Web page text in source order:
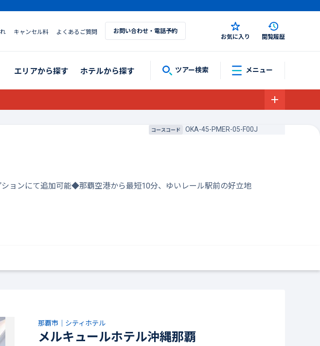
キャンセル料 よくあるご質問 お問い合わせ・電話予約
お気に入り 閲覧履歴
エリアから探す ホテルから探す ツアー検索 メニュー
コースコード
OKA-45-PMER-05-F00J
ョンにて追加可能◆那覇空港から最短10分、ゆいレール駅前の好立地
那覇市｜シティホテル
メルキュールホテル沖縄那覇